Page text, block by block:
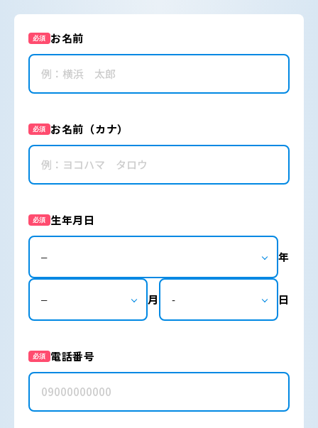
必須 お名前
必須 お名前（カナ）
必須 生年月日
年
月 日
必須 電話番号